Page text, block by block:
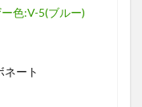
色:V-5(ブルー)
ネート